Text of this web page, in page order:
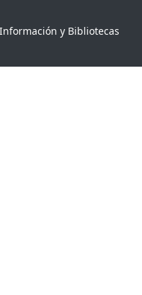
y Bibliotecas